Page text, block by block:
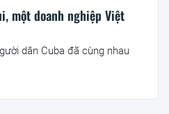
một doanh nghiệp Việt
dân Cuba đã cùng nhau